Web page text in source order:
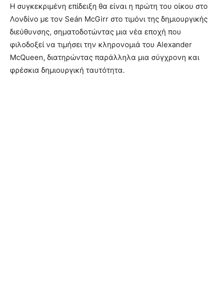
Η συγκεκριμένη επίδειξη θα είναι η πρώτη του οίκου στο
Λονδίνο με τον Seán McGirr στο τιμόνι της δημιουργικής
διεύθυνσης, σηματοδοτώντας μια νέα εποχή που
φιλοδοξεί να τιμήσει την κληρονομιά του Alexander
McQueen, διατηρώντας παράλληλα μια σύγχρονη και
φρέσκια δημιουργική ταυτότητα.